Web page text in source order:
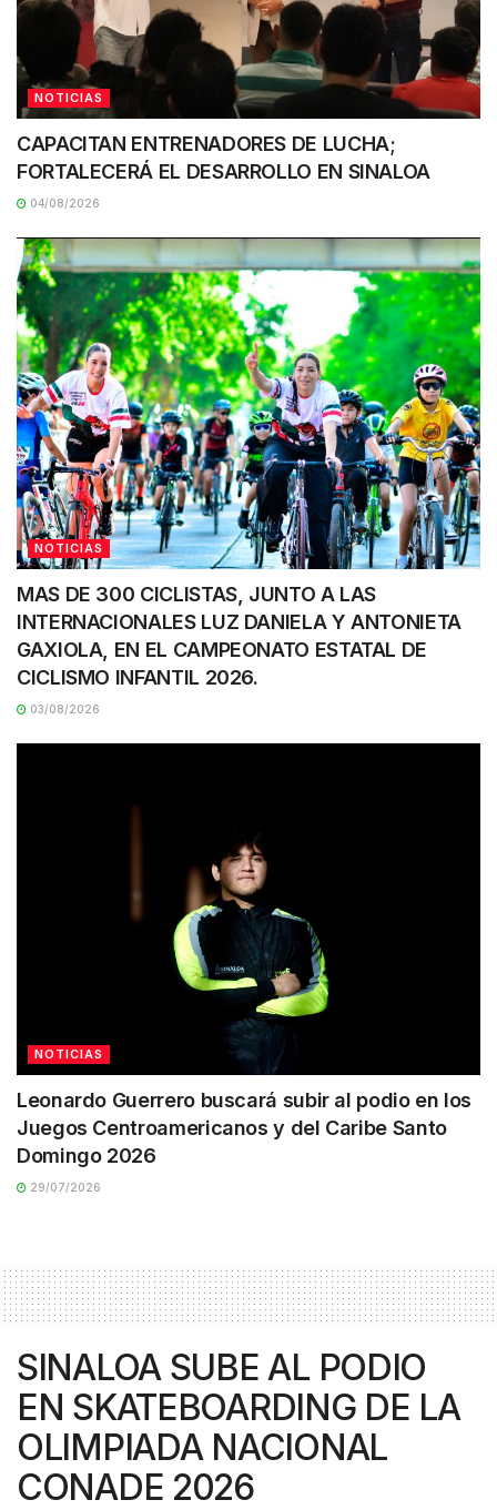
NOTICIAS
CAPACITAN ENTRENADORES DE LUCHA;
FORTALECERÁ EL DESARROLLO EN SINALOA
04/08/2026
NOTICIAS
MAS DE 300 CICLISTAS, JUNTO A LAS
INTERNACIONALES LUZ DANIELA Y ANTONIETA
GAXIOLA, EN EL CAMPEONATO ESTATAL DE
CICLISMO INFANTIL 2026.
03/08/2026
NOTICIAS
Leonardo Guerrero buscará subir al podio en los
Juegos Centroamericanos y del Caribe Santo
Domingo 2026
29/07/2026
SINALOA SUBE AL PODIO
EN SKATEBOARDING DE LA
OLIMPIADA NACIONAL
CONADE 2026